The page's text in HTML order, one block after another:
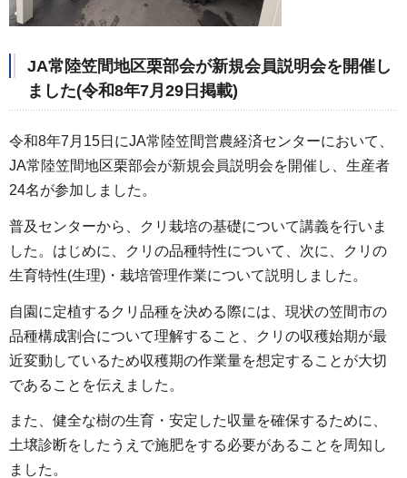
JA常陸笠間地区栗部会が新規会員説明会を開催し
ました(令和8年7月29日掲載)
令和8年7月15日にJA常陸笠間営農経済センターにおいて、
JA常陸笠間地区栗部会が新規会員説明会を開催し、生産者
24名が参加しました。
普及センターから、クリ栽培の基礎について講義を行いま
した。はじめに、クリの品種特性について、次に、クリの
生育特性(生理)・栽培管理作業について説明しました。
自園に定植するクリ品種を決める際には、現状の笠間市の
品種構成割合について理解すること、クリの収穫始期が最
近変動しているため収穫期の作業量を想定することが大切
であることを伝えました。
また、健全な樹の生育・安定した収量を確保するために、
土壌診断をしたうえで施肥をする必要があることを周知し
ました。